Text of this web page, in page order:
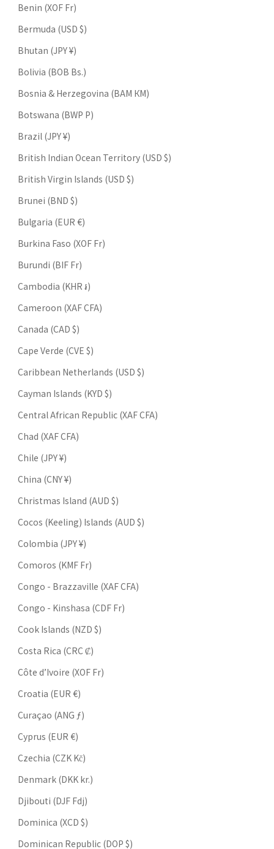
Benin (XOF Fr)
Bermuda (USD $)
Bhutan (JPY ¥)
Bolivia (BOB Bs.)
Bosnia & Herzegovina (BAM КМ)
Botswana (BWP P)
Brazil (JPY ¥)
British Indian Ocean Territory (USD $)
British Virgin Islands (USD $)
Brunei (BND $)
Bulgaria (EUR €)
Burkina Faso (XOF Fr)
Burundi (BIF Fr)
Cambodia (KHR ៛)
Cameroon (XAF CFA)
Canada (CAD $)
Cape Verde (CVE $)
Caribbean Netherlands (USD $)
Cayman Islands (KYD $)
Central African Republic (XAF CFA)
Chad (XAF CFA)
Chile (JPY ¥)
China (CNY ¥)
Christmas Island (AUD $)
Cocos (Keeling) Islands (AUD $)
Colombia (JPY ¥)
Comoros (KMF Fr)
Congo - Brazzaville (XAF CFA)
Congo - Kinshasa (CDF Fr)
Cook Islands (NZD $)
Costa Rica (CRC ₡)
Côte d’Ivoire (XOF Fr)
Croatia (EUR €)
Curaçao (ANG ƒ)
Cyprus (EUR €)
Czechia (CZK Kč)
Denmark (DKK kr.)
Djibouti (DJF Fdj)
Dominica (XCD $)
Dominican Republic (DOP $)